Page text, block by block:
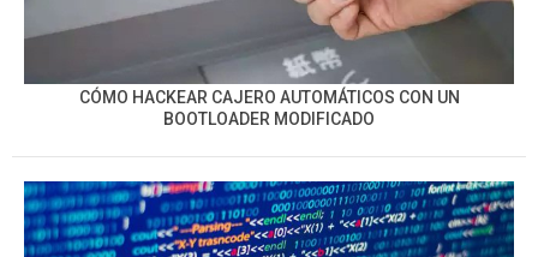
CÓMO HACKEAR CAJERO AUTOMÁTICOS CON UN
BOOTLOADER MODIFICADO